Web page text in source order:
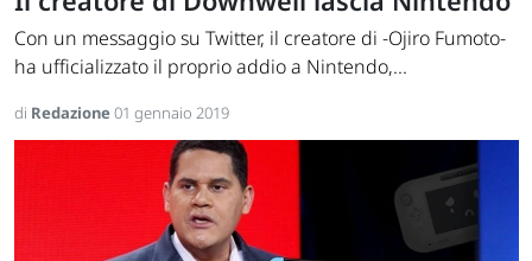
Con un messaggio su Twitter, il creatore di -Ojiro Fumoto-
ha ufficializzato il proprio addio a Nintendo,...
di Redazione01 gennaio 2019